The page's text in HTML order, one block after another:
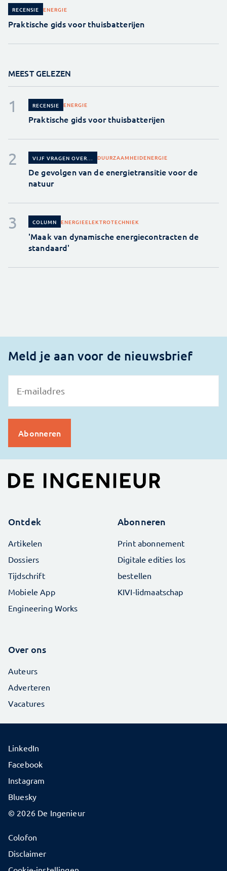
RECENSIE ENERGIE
Praktische gids voor thuisbatterijen
MEEST GELEZEN
RECENSIE ENERGIE
Praktische gids voor thuisbatterijen
VIJF VRAGEN OVER... DUURZAAMHEIDENERGIE
De gevolgen van de energietransitie voor de
natuur
COLUMN ENERGIEELEKTROTECHNIEK
'Maak van dynamische energiecontracten de
standaard'
Meld je aan voor de nieuwsbrief
Ontdek
Artikelen
Dossiers
Tijdschrift
Mobiele App
Engineering Works
Abonneren
Print abonnement
Digitale edities los
bestellen
KIVI-lidmaatschap
Over ons
Auteurs
Adverteren
Vacatures
© 2026 De Ingenieur
Colofon
Disclaimer
LinkedIn
Facebook
Instagram
Bluesky